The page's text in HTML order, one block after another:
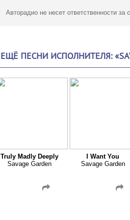
Авторадио не несет ответственности
ЕЩЁ ПЕСНИ ИСПОЛНИТЕЛЯ:
Truly Madly Deeply
Savage Garden
I Want You
Savage Garden